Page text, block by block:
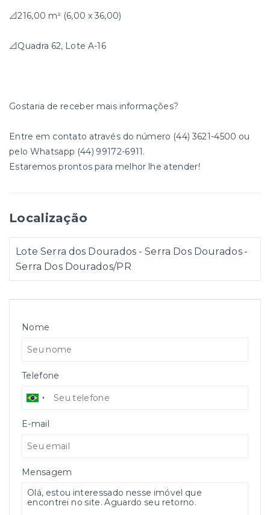
Nome
Telefone
E-mail
Mensagem
📐216,00 m² (6,00 x 36,00)
📐Quadra 62, Lote A-16
Gostaria de receber mais informações?
Entre em contato através do número (44) 3621-4500 ou
pelo Whatsapp (44) 99172-6911.
Estaremos prontos para melhor lhe atender!
Localização
Lote Serra dos Dourados - Serra Dos Dourados -
Serra Dos Dourados/PR